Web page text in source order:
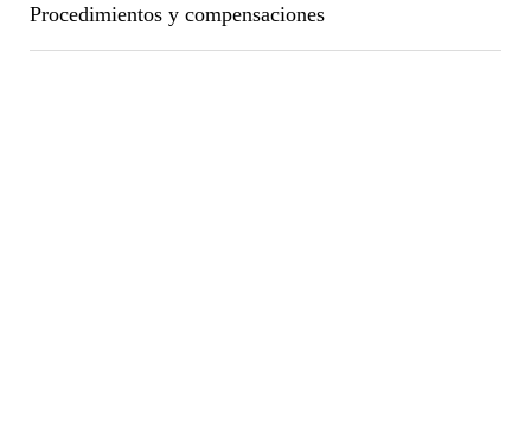
Procedimientos y compensaciones